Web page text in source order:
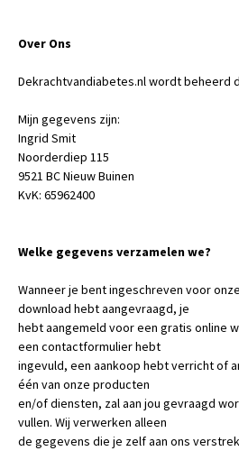
Over Ons
Dekrachtvandiabetes.nl wordt beheerd
Mijn gegevens zijn:
Ingrid Smit
Noorderdiep 115
9521 BC Nieuw Buinen
KvK: 65962400
Welke gegevens verzamelen we?
Wanneer je bent ingeschreven voor
download hebt aangevraagd, je
hebt aangemeld voor een gratis online
een contactformulier hebt
ingevuld, een aankoop hebt verricht of
één van onze producten
en/of diensten, zal aan jou gevraagd
vullen. Wij verwerken alleen
de gegevens die je zelf aan ons